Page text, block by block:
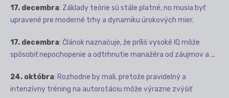
17. decembra: Základy teórie sú stále platné, no musia byť
upravené pre moderné trhy a dynamiku úrokových mier.
17. decembra: Článok naznačuje, že príliš vysoké IQ môže
spôsobiť nepochopenie a odtrhnutie manažéra od záujmov a ...
24. októbra: Rozhodne by mali, pretože pravidelný a
intenzívny tréning na autorotáciu môže výrazne zvýšiť